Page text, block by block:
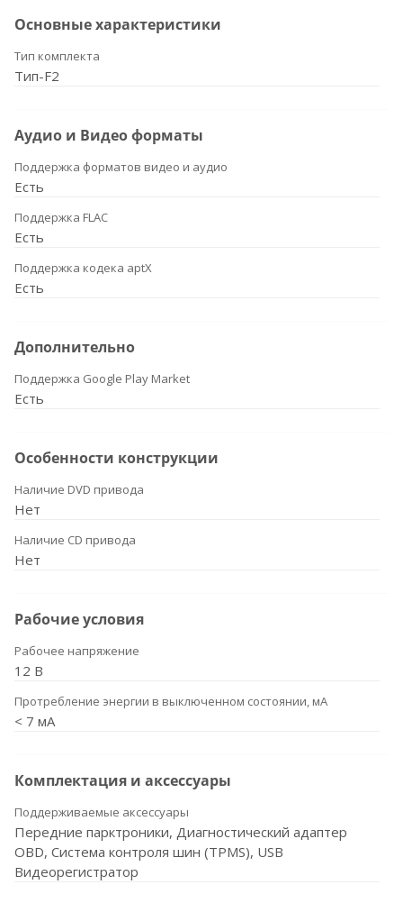
Основные характеристики
Тип комплекта
Тип-F2
Аудио и Видео форматы
Поддержка форматов видео и аудио
Есть
Поддержка FLAC
Есть
Поддержка кодека aptX
Есть
Дополнительно
Поддержка Google Play Market
Есть
Особенности конструкции
Наличие DVD привода
Нет
Наличие CD привода
Нет
Рабочие условия
Рабочее напряжение
12 В
Протребление энергии в выключенном состоянии, мА
< 7 мА
Комплектация и аксессуары
Поддерживаемые аксессуары
Передние парктроники, Диагностический адаптер
OBD, Система контроля шин (TPMS), USB
Видеорегистратор